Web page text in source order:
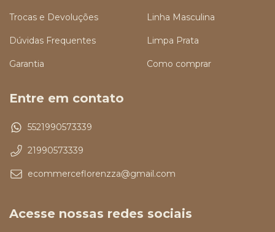
Trocas e Devoluções
Dúvidas Frequentes
Garantia
Linha Masculina
Limpa Prata
Como comprar
Entre em contato
5521990573339
21990573339
ecommerceflorenzza@gmail.com
Acesse nossas redes sociais